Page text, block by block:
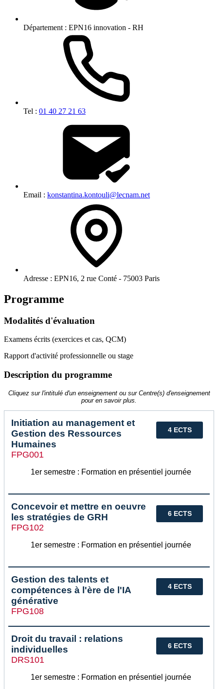
Département : EPN16 innovation - RH
Tel : 01 40 27 21 63
Email : konstantina.kontouli@lecnam.net
Adresse : EPN16, 2 rue Conté - 75003 Paris
Programme
Modalités d'évaluation
Examens écrits (exercices et cas, QCM)
Rapport d'activité professionnelle ou stage
Description du programme
Cliquez sur l'intitulé d'un enseignement ou sur Centre(s) d'enseignement
pour en savoir plus.
4 ECTS
Initiation au management et
Gestion des Ressources
Humaines
FPG001
1er semestre : Formation en présentiel journée
6 ECTS
Concevoir et mettre en oeuvre
les stratégies de GRH
FPG102
1er semestre : Formation en présentiel journée
4 ECTS
Gestion des talents et
compétences à l'ère de l'IA
générative
FPG108
6 ECTS
Droit du travail : relations
individuelles
DRS101
1er semestre : Formation en présentiel journée